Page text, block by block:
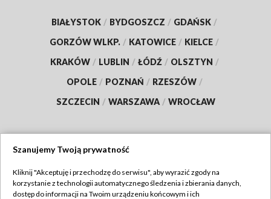
BIAŁYSTOK / BYDGOSZCZ / GDAŃSK /
GORZÓW WLKP. / KATOWICE / KIELCE /
KRAKÓW / LUBLIN / ŁÓDŹ / OLSZTYN /
OPOLE / POZNAŃ / RZESZÓW /
SZCZECIN / WARSZAWA / WROCŁAW
TVP
Szanujemy Twoją prywatność
Kliknij "Akceptuję i przechodzę do serwisu", aby wyrazić zgody na
korzystanie z technologii automatycznego śledzenia i zbierania danych,
dostęp do informacji na Twoim urządzeniu końcowym i ich